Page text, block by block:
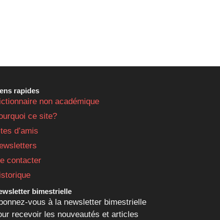
rapides
non académique
ce site?
d’amis
contacter
bimestrielle
vous à la newsletter bimestrielle
recevoir les nouveautés et articles